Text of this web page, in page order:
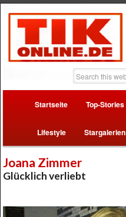
Startseite Top-Stories
Lifestyle Stargalerien
Joana Zimmer
Glücklich verliebt